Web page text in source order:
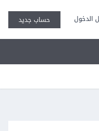
الدخول حساب جديد